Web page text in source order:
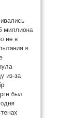
миллиона
не в
в
из-за
был